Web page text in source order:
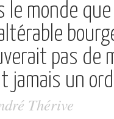
le monde
pas de
jamais un
Thérive